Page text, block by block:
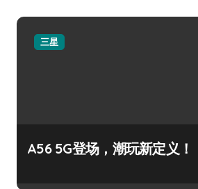
三星
A56 5G登场，潮玩新定义！